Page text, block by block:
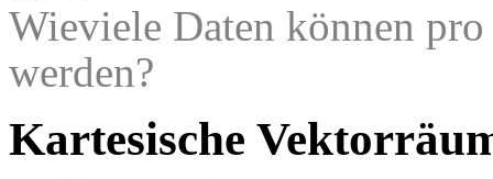
Wieviele Daten können
werden?
Kartesische